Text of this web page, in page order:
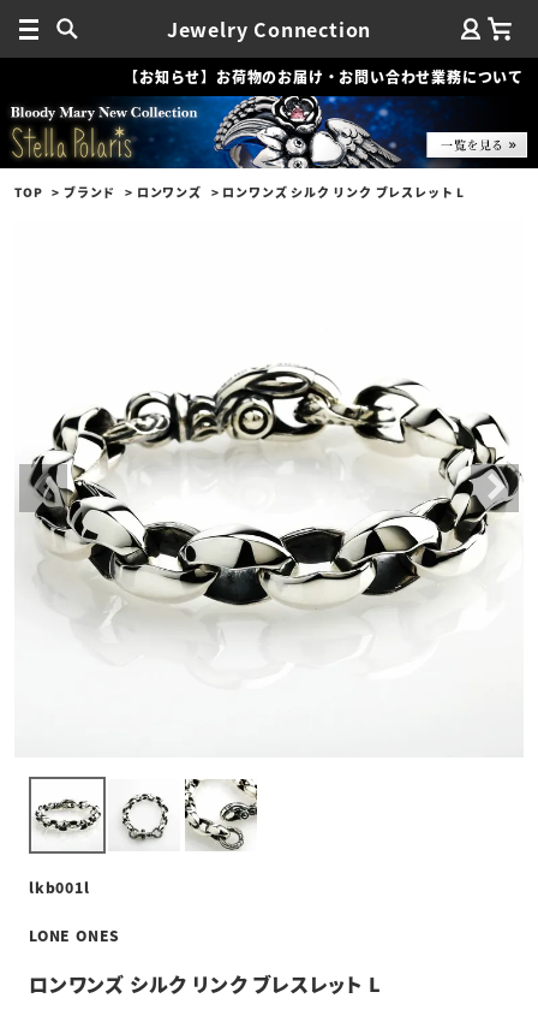
Jewelry Connection
【お知らせ】お荷物のお届け・お問い合わせ業務について
TOP ブランド ロンワンズ ロンワンズ シルク リンク ブレスレット L
lkb001l
LONE ONES
ロンワンズ シルク リンク ブレスレット L